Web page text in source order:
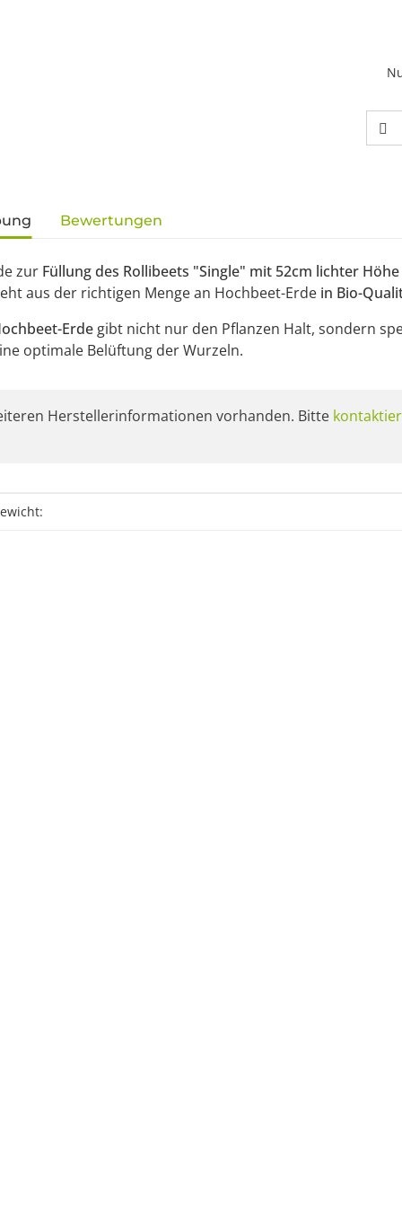
anzeigen
Bewertungen
zur Füllung des Rollibeets "Single" mit 52cm lichter Höhe
aus der richtigen Menge an Hochbeet-Erde in Bio-
Erde gibt nicht nur den Pflanzen Halt, sondern
optimale Belüftung der Wurzeln.
Herstellerinformationen vorhanden. Bitte